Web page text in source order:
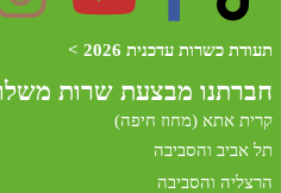
תעודת כשרות עדכנית 2026 >
חברתנו מבצעת שרות
קרית אתא (מחוז חיפה)
תל אביב והסביבה
הרצליה והסביבה